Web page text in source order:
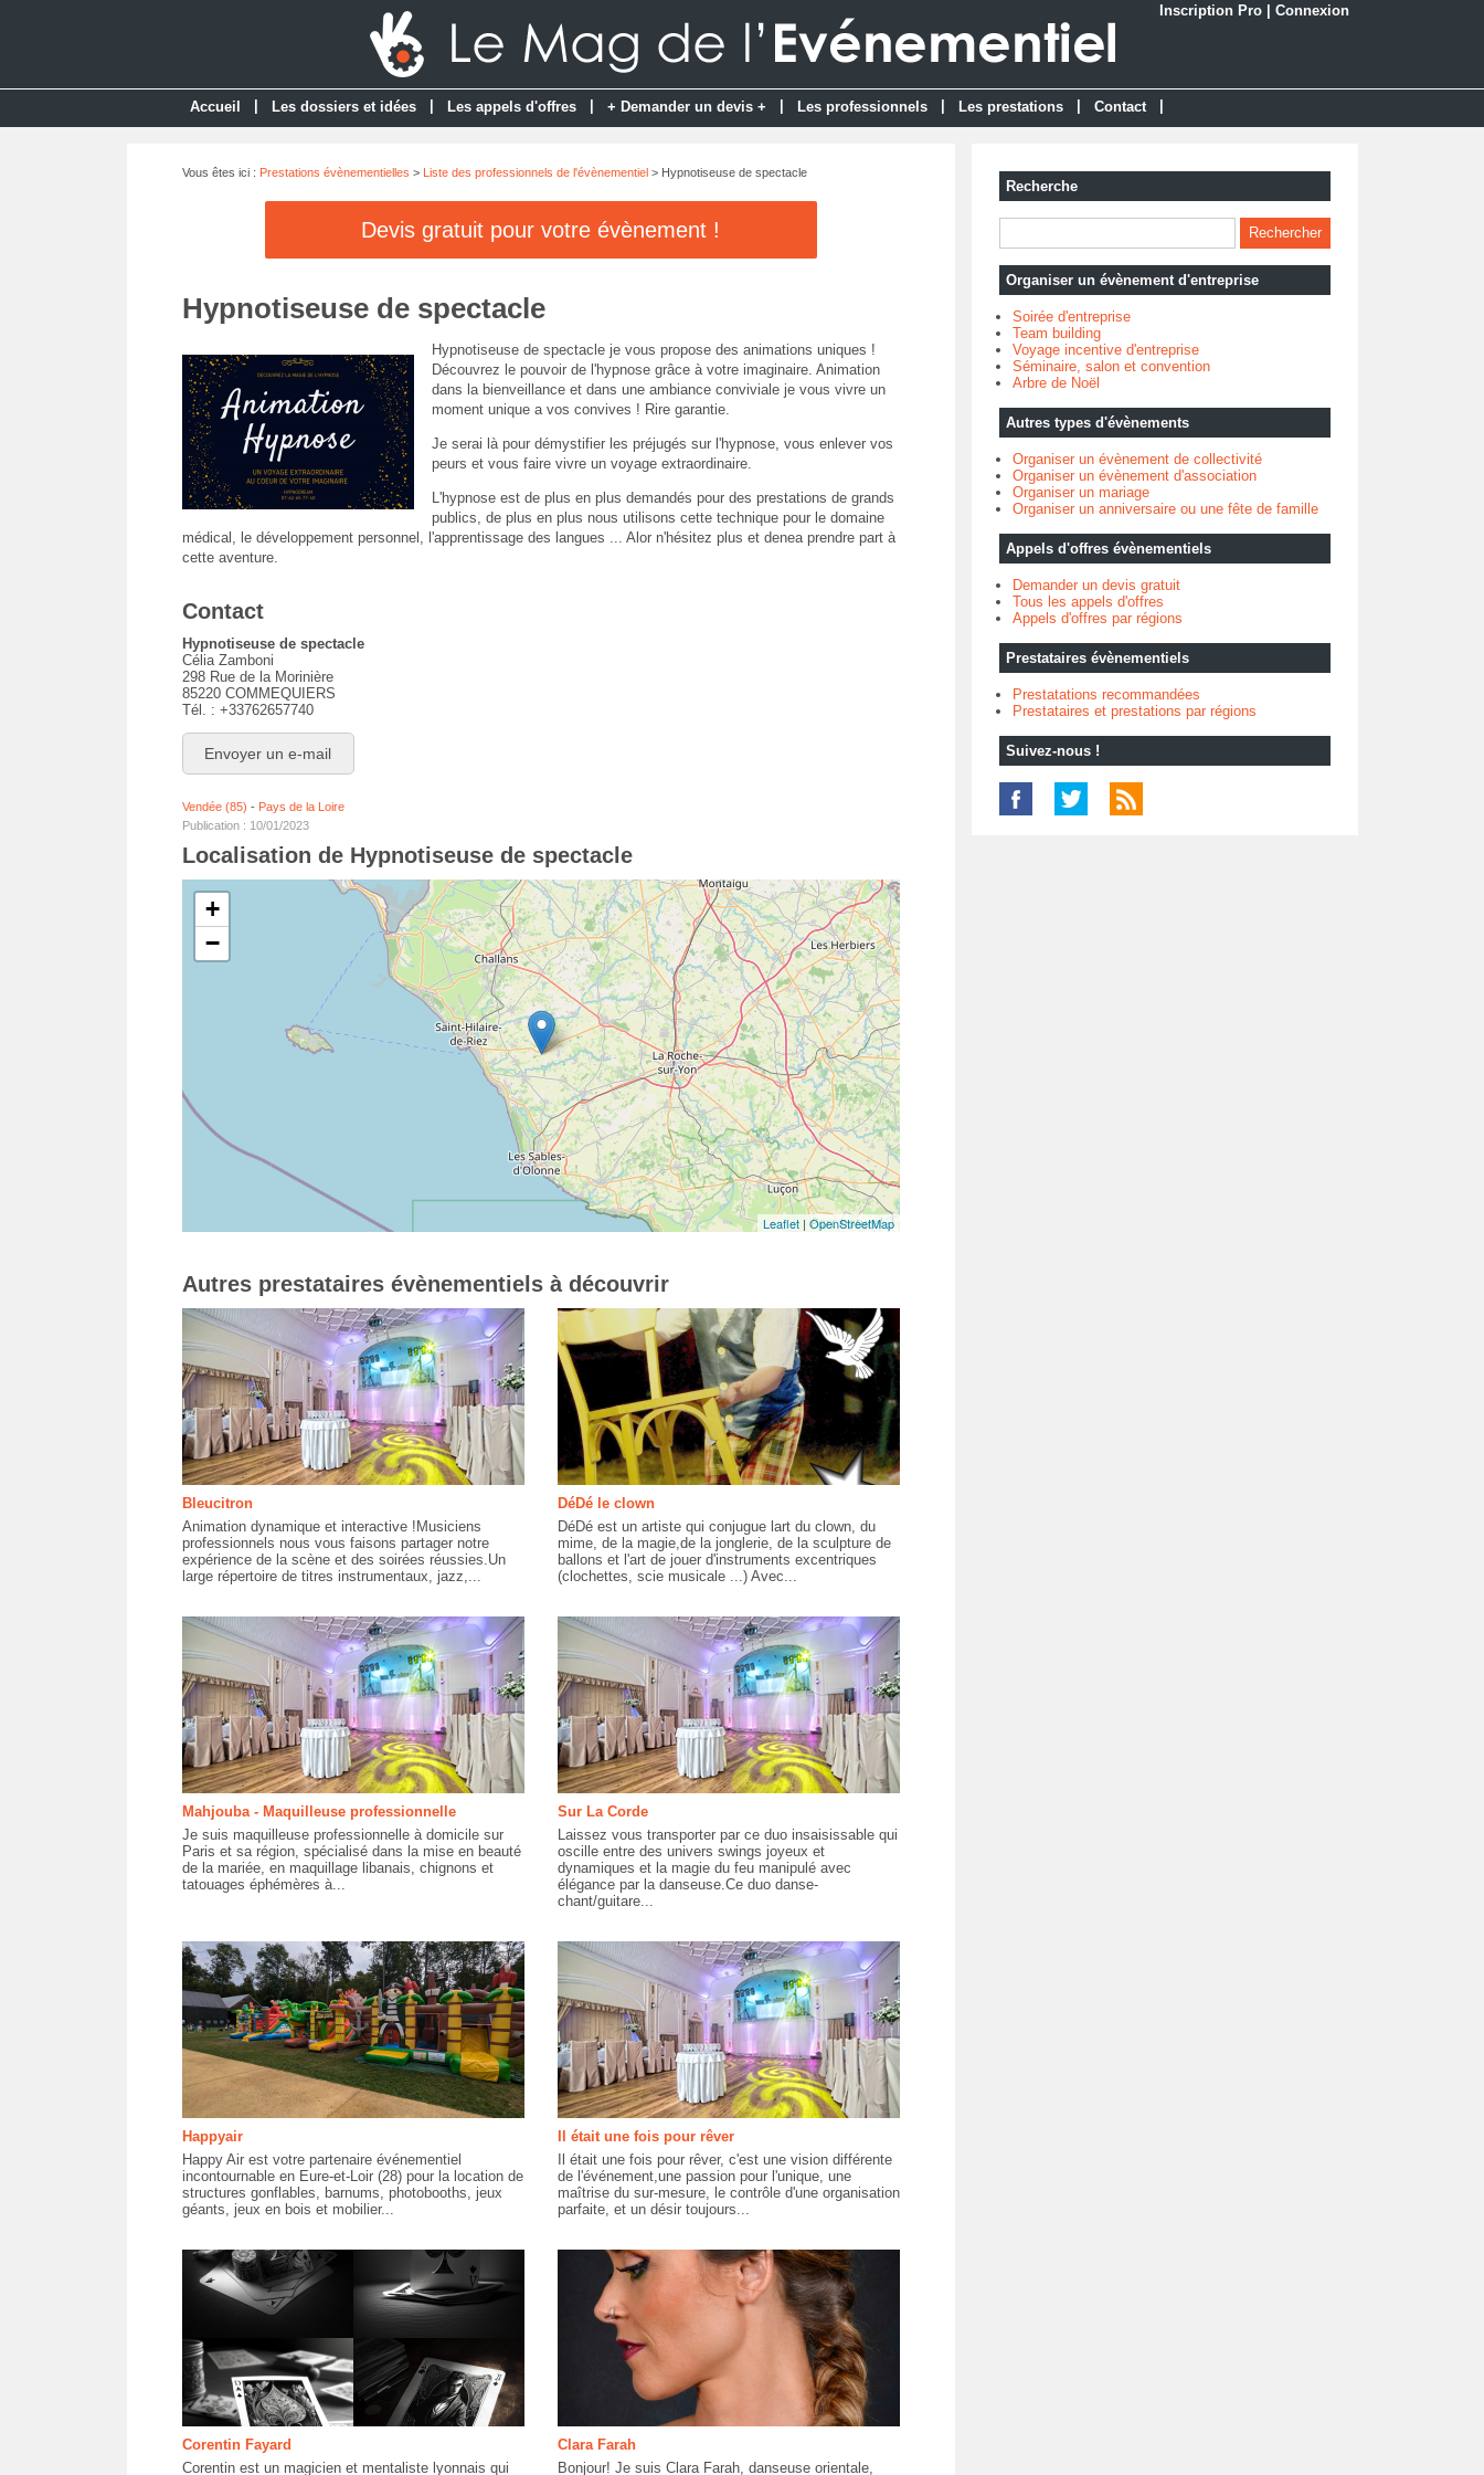
Inscription Pro Connexion
Accueil Les dossiers et idées Les appels d'offres + Demander un devis + Les professionnels Les prestations Contact
Vous êtes ici : Prestations évènementielles > Liste des professionnels de l'évènementiel> Hypnotiseuse de spectacle
Devis gratuit pour votre évènement !
Hypnotiseuse de spectacle
Hypnotiseuse de spectacle je vous propose des animations uniques !
Découvrez le pouvoir de l'hypnose grâce à votre imaginaire. Animation
dans la bienveillance et dans une ambiance conviviale je vous vivre un
moment unique a vos convives ! Rire garantie.
Je serai là pour démystifier les préjugés sur l'hypnose, vous enlever vos
peurs et vous faire vivre un voyage extraordinaire.
L'hypnose est de plus en plus demandés pour des prestations de grands
publics, de plus en plus nous utilisons cette technique pour le domaine
médical, le développement personnel, l'apprentissage des langues ... Alor n'hésitez plus et denea prendre part à
cette aventure.
Contact
Hypnotiseuse de spectacle
Célia Zamboni
298 Rue de la Morinière
85220 COMMEQUIERS
Tél. : +33762657740
Envoyer un e-mail
Vendée (85) - Pays de la Loire
Publication : 10/01/2023
Localisation de Hypnotiseuse de spectacle
+
−
Leaflet| OpenStreetMap
Autres prestataires évènementiels à découvrir
Bleucitron
Animation dynamique et interactive !Musiciens
professionnels nous vous faisons partager notre
expérience de la scène et des soirées réussies.Un
large répertoire de titres instrumentaux, jazz,...
DéDé le clown
DéDé est un artiste qui conjugue lart du clown, du
mime, de la magie,de la jonglerie, de la sculpture de
ballons et l'art de jouer d'instruments excentriques
(clochettes, scie musicale ...) Avec...
Mahjouba - Maquilleuse professionnelle
Je suis maquilleuse professionnelle à domicile sur
Paris et sa région, spécialisé dans la mise en beauté
de la mariée, en maquillage libanais, chignons et
tatouages éphémères à...
Sur La Corde
Laissez vous transporter par ce duo insaisissable qui
oscille entre des univers swings joyeux et
dynamiques et la magie du feu manipulé avec
élégance par la danseuse.Ce duo danse-
chant/guitare...
Happyair
Happy Air est votre partenaire événementiel
incontournable en Eure-et-Loir (28) pour la location de
structures gonflables, barnums, photobooths, jeux
géants, jeux en bois et mobilier...
Il était une fois pour rêver
Il était une fois pour rêver, c'est une vision différente
de l'événement,une passion pour l'unique, une
maîtrise du sur-mesure, le contrôle d'une organisation
parfaite, et un désir toujours...
Corentin Fayard
Corentin est un magicien et mentaliste lyonnais qui
Clara Farah
Bonjour! Je suis Clara Farah, danseuse orientale,
Recherche
Organiser un évènement d'entreprise
Soirée d'entreprise
Team building
Voyage incentive d'entreprise
Séminaire, salon et convention
Arbre de Noël
Autres types d'évènements
Organiser un évènement de collectivité
Organiser un évènement d'association
Organiser un mariage
Organiser un anniversaire ou une fête de famille
Appels d'offres évènementiels
Demander un devis gratuit
Tous les appels d'offres
Appels d'offres par régions
Prestataires évènementiels
Prestatations recommandées
Prestataires et prestations par régions
Suivez-nous !